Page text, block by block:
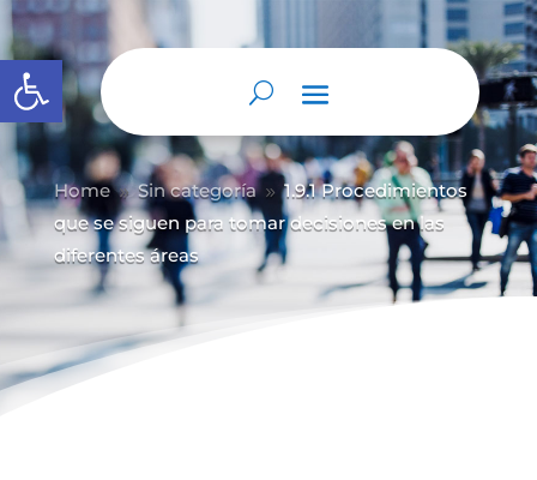
Abrir barra de herramientas
Home 9 Sin categoría 9 1.9.1 Procedimientos
que se siguen para tomar decisiones en las
diferentes áreas